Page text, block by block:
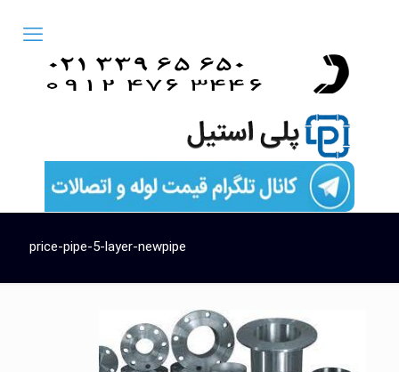
price-pipe-5-layer-newpipe